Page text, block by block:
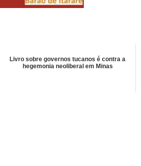
Livro sobre governos tucanos é contra a
hegemonia neoliberal em Minas